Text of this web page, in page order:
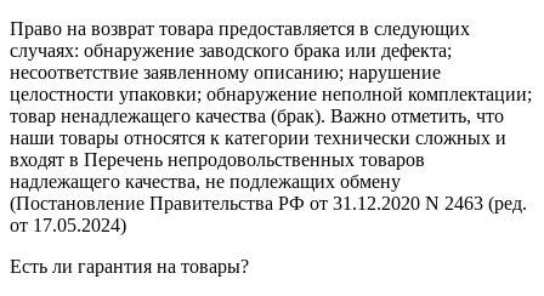
Право на возврат товара предоставляется в следующих
случаях: обнаружение заводского брака или дефекта;
несоответствие заявленному описанию; нарушение
целостности упаковки; обнаружение неполной комплектации;
товар ненадлежащего качества (брак). Важно отметить, что
наши товары относятся к категории технически сложных и
входят в Перечень непродовольственных товаров
надлежащего качества, не подлежащих обмену
(Постановление Правительства РФ от 31.12.2020 N 2463 (ред.
от 17.05.2024)
Есть ли гарантия на товары?